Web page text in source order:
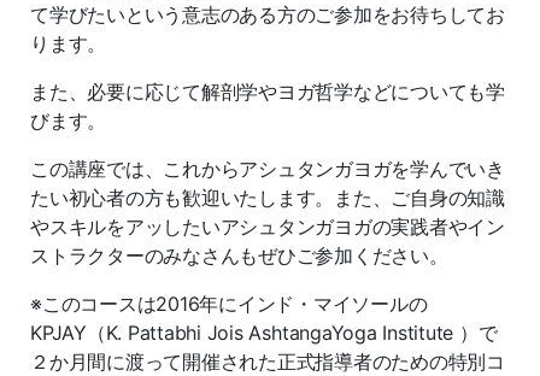
て学びたいという意志のある方のご参加をお待ちしてお
ります。
また、必要に応じて解剖学やヨガ哲学などについても学
びます。
この講座では、これからアシュタンガヨガを学んでいき
たい初心者の方も歓迎いたします。また、ご自身の知識
やスキルをアッしたいアシュタンガヨガの実践者やイン
ストラクターのみなさんもぜひご参加ください。
※このコースは2016年にインド・マイソールの
KPJAY（K. Pattabhi Jois AshtangaYoga Institute ）で
２か月間に渡って開催された正式指導者のための特別コ